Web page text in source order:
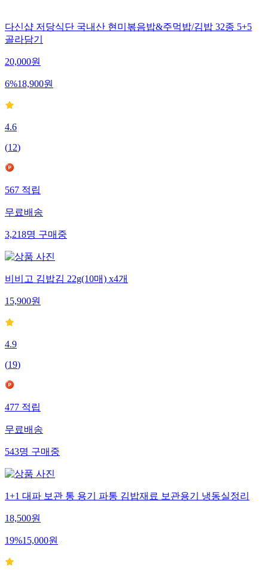
다신샵 저당식단 국내산 현미볶음밥&주먹밥/김밥 32종 5+5
골라담기
20,000원
6%18,900원
4.6
(12)
567적립
무료배송
3,218명구매중
비비고 김밥김 22g(10매) x4개
15,900원
4.9
(19)
477적립
무료배송
543명구매중
1+1 대파 보관 통 용기 파통 김밥재료 보관용기 냉동실정리
18,500원
19%15,000원